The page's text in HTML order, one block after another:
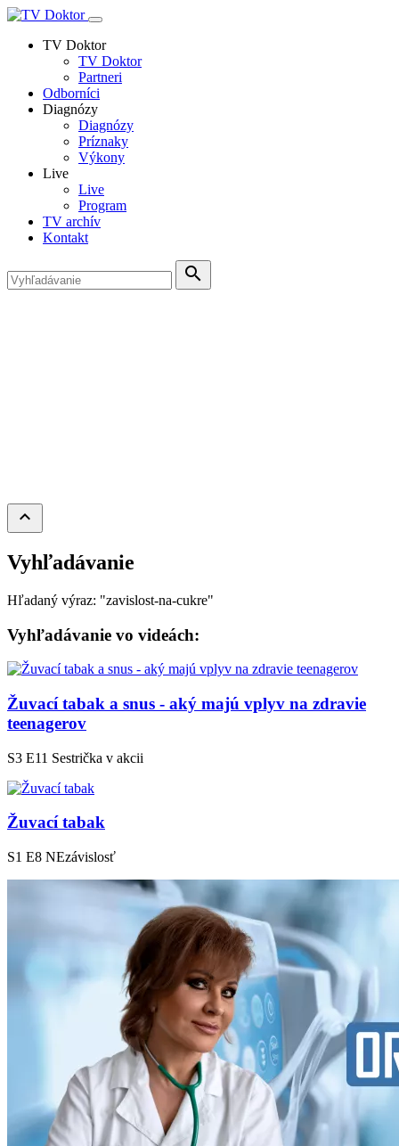
TV Doktor
TV Doktor
Partneri
Odborníci
Diagnózy
Diagnózy
Príznaky
Výkony
Live
Live
Program
TV archív
Kontakt
search
keyboard_arrow_up
Vyhľadávanie
Hľadaný výraz: "zavislost-na-cukre"
Vyhľadávanie vo videách:
Žuvací tabak a snus - aký majú vplyv na zdravie
teenagerov
S3 E11 Sestrička v akcii
Žuvací tabak
S1 E8 NEzávislosť